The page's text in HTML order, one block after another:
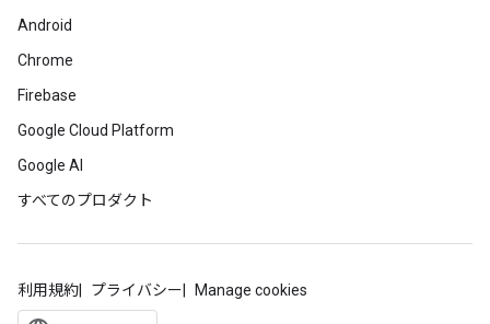
Android
Chrome
Firebase
Google Cloud Platform
Google AI
すべてのプロダクト
利用規約 プライバシー Manage cookies